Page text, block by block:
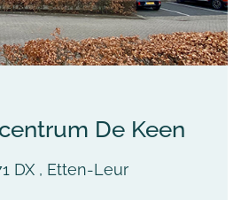
De Keen
DX , Etten-Leur